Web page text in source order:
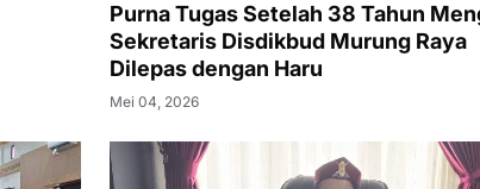
Purna Tugas Setelah 38 Tahun
Sekretaris Disdikbud Murung Raya
Dilepas dengan Haru
Mei 04, 2026